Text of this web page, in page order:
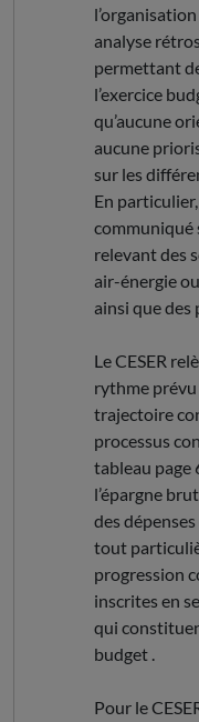
analyse
permettant
l’exercice
qu’aucune
aucune
sur les
En
communiqué
relevant des
air-énergie
ainsi que des
Le CESER
rythme prévu
trajectoire
processus
tableau page
l’épargne
des
tout
progression
inscrites en
qui
budget .
Pour le